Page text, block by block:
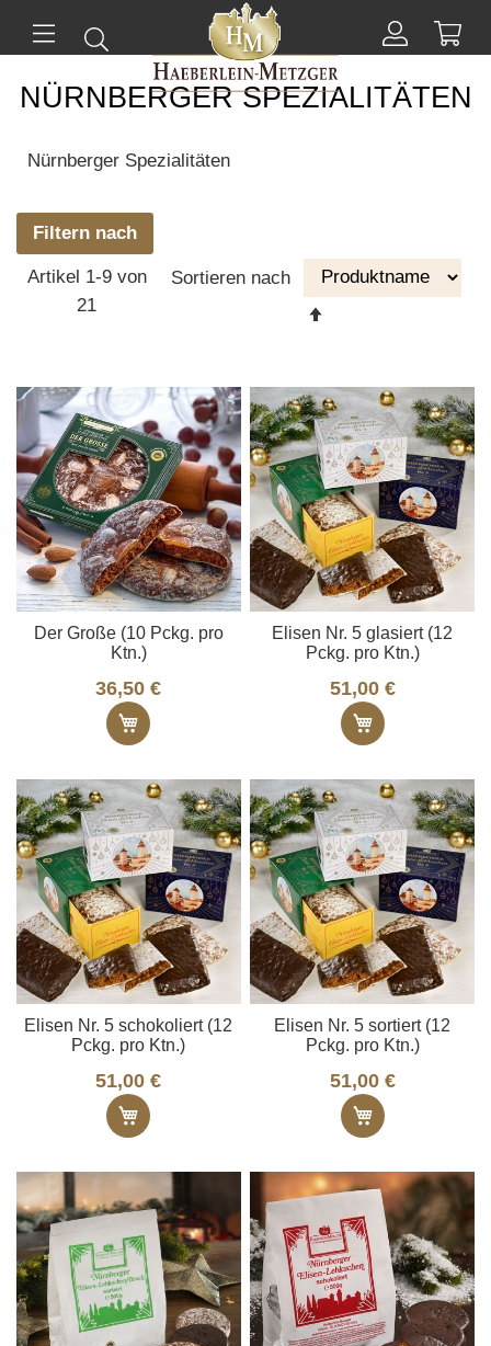
Menü
Mein
NÜRNBERGER SPEZIALITÄTEN
Nürnberger Spezialitäten
Filtern nach
Artikel 1-9von
21
Sortieren nach
Der Große (10 Pckg. pro
Ktn.)
36,50 €
In den Warenkorb
Elisen Nr. 5 glasiert (12
Pckg. pro Ktn.)
51,00 €
In den
Elisen Nr. 5 schokoliert (12
Pckg. pro Ktn.)
51,00 €
In den Warenkorb
Elisen Nr. 5 sortiert (12
Pckg. pro Ktn.)
51,00 €
In den